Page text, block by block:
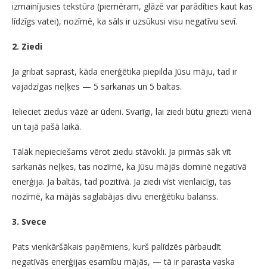
izmainījusies tekstūra (piemēram, glāzē var parādīties kaut kas
līdzīgs vatei), nozīmē, ka sāls ir uzsūkusi visu negatīvu sevī.
2. Ziedi
Ja gribat saprast, kāda enerģētika piepilda Jūsu māju, tad ir
vajadzīgas neļķes — 5 sarkanas un 5 baltas.
Ielieciet ziedus vāzē ar ūdeni. Svarīgi, lai ziedi būtu griezti vienā
un tajā pašā laikā.
Tālāk nepieciešams vērot ziedu stāvokli. Ja pirmās sāk vīt
sarkanās neļķes, tas nozīmē, ka Jūsu mājās dominē negatīvā
enerģija. Ja baltās, tad pozitīvā. Ja ziedi vīst vienlaicīgi, tas
nozīmē, ka mājās saglabājas divu enerģētiku balanss.
3. Svece
Pats vienkāršākais paņēmiens, kurš palīdzēs pārbaudīt
negatīvās enerģijas esamību mājās, — tā ir parasta vaska